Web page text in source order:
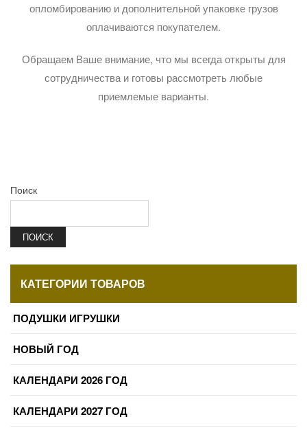
опломбированию и дополнительной упаковке грузов
оплачиваются покупателем.
Обращаем Ваше внимание, что мы всегда открыты для
сотрудничества и готовы рассмотреть любые
приемлемые варианты.
Поиск
ПОИСК
КАТЕГОРИИ ТОВАРОВ
ПОДУШКИ ИГРУШКИ
НОВЫЙ ГОД
КАЛЕНДАРИ 2026 ГОД
КАЛЕНДАРИ 2027 ГОД